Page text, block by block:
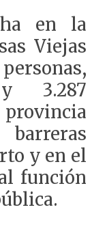
en la
Viejas
3.287
y en el
función